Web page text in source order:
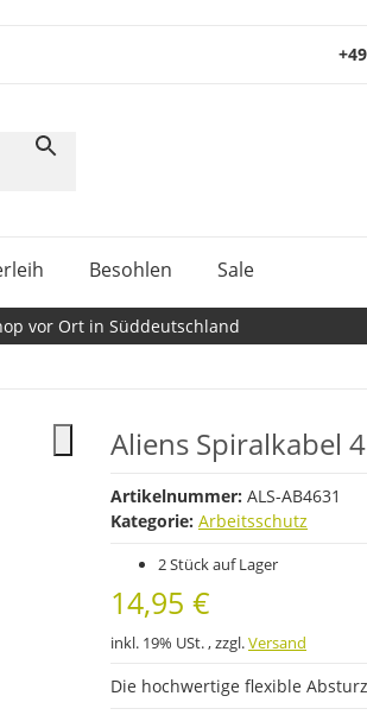
Besohlen Sale
vor Ort in Süddeutschland
Aliens Spiralkabel
Artikelnummer: ALS-AB4631
Kategorie: Arbeitsschutz
2 Stück auf Lager
14,95 €
inkl. 19% USt. , zzgl.Versand
Die hochwertige flexible